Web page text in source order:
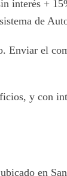
interés +
de
Enviar el
y con
en